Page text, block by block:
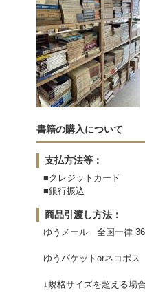
書籍の購入について
支払方法等：
■クレジットカード
■銀行振込
商品引渡し方法：
ゆうメール 全国一律
ゆうパケットorネコポ
↓規格サイズを超える場